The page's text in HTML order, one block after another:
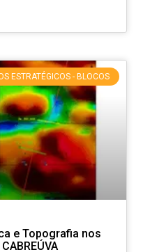
ESTRATÉGICOS - BLOCOS
e Topografia nos